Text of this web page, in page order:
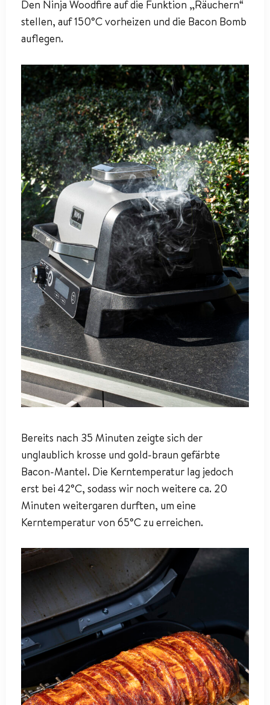
Den Ninja Woodfire auf die Funktion „Räuchern“
stellen, auf 150°C vorheizen und die Bacon Bomb
auflegen.
Bereits nach 35 Minuten zeigte sich der
unglaublich krosse und gold-braun gefärbte
Bacon-Mantel. Die Kerntemperatur lag jedoch
erst bei 42°C, sodass wir noch weitere ca. 20
Minuten weitergaren durften, um eine
Kerntemperatur von 65°C zu erreichen.